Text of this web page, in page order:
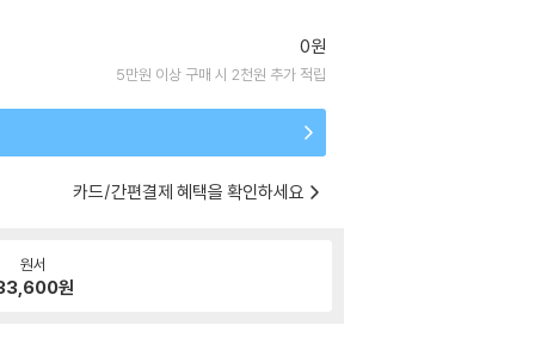
0원
5만원 이상 구매 시 2천원 추가 적립
카드/간편결제 혜택을 확인하세요
원서
원